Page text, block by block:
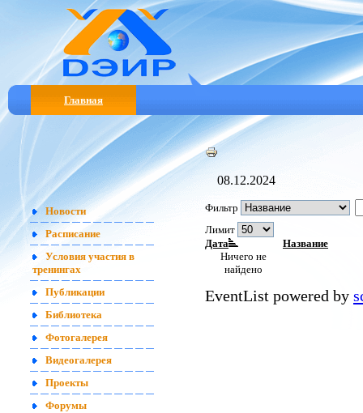
Главная
Новости
Расписание
Условия участия в
тренингах
Публикации
Библиотека
Фотогалерея
Видеогалерея
Проекты
Форумы
08.12.2024
Фильтр
Лимит
Дата
Название
Ничего не
найдено
EventList powered by